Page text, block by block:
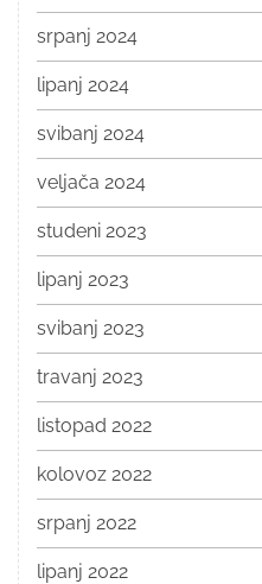
srpanj 2024
lipanj 2024
svibanj 2024
veljača 2024
studeni 2023
lipanj 2023
svibanj 2023
travanj 2023
listopad 2022
kolovoz 2022
srpanj 2022
lipanj 2022